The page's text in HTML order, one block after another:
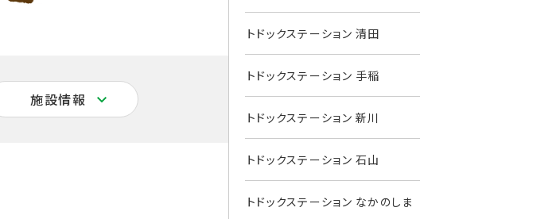
施設情報
トドックステーション 清田
トドックステーション 手稲
トドックステーション 新川
トドックステーション 石山
トドックステーション なかのしま